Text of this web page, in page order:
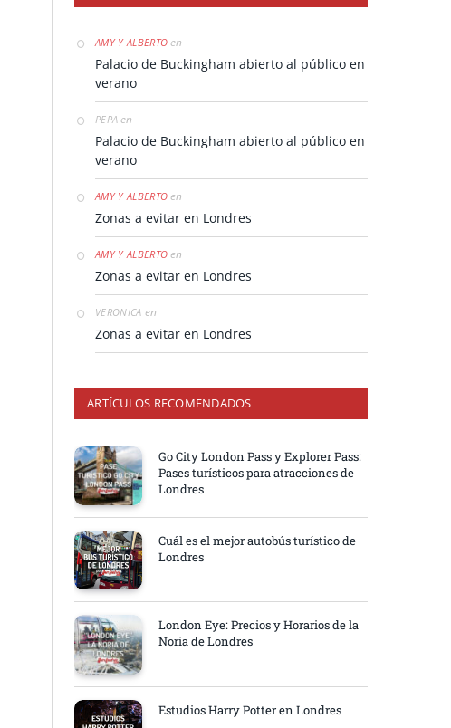
AMY Y ALBERTO en
Palacio de Buckingham abierto al público en
verano
PEPA en
Palacio de Buckingham abierto al público en
verano
AMY Y ALBERTO en
Zonas a evitar en Londres
AMY Y ALBERTO en
Zonas a evitar en Londres
VERONICA en
Zonas a evitar en Londres
ARTÍCULOS RECOMENDADOS
Go City London Pass y Explorer Pass:
Pases turísticos para atracciones de
Londres
Cuál es el mejor autobús turístico de
Londres
London Eye: Precios y Horarios de la
Noria de Londres
Estudios Harry Potter en Londres